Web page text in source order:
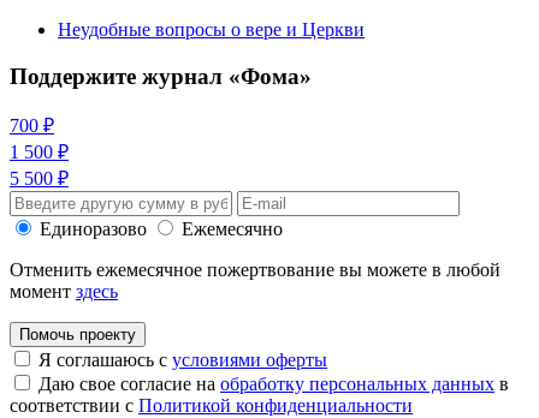
Неудобные вопросы о вере и Церкви
Поддержите журнал «Фома»
700 ₽
1 500 ₽
5 500 ₽
Единоразово
Ежемесячно
Отменить ежемесячное пожертвование вы можете в любой
момент здесь
Помочь проекту
Я соглашаюсь с условиями оферты
Даю свое согласие на обработку персональных данных в
соответствии с Политикой конфиденциальности